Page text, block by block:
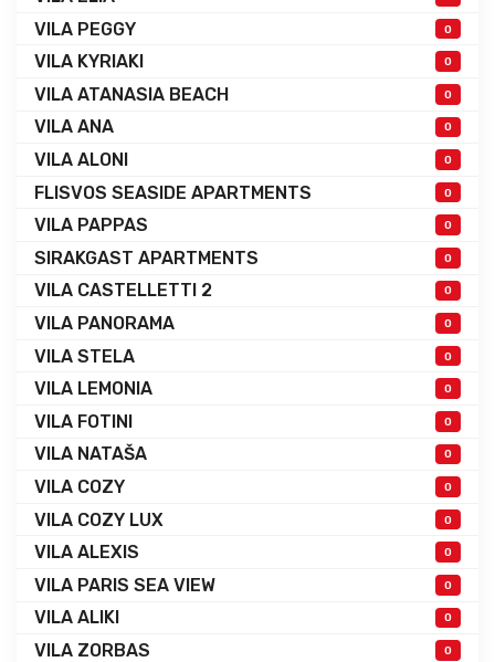
VILA PEGGY 0
VILA KYRIAKI 0
VILA ATANASIA BEACH 0
VILA ANA 0
VILA ALONI 0
FLISVOS SEASIDE APARTMENTS 0
VILA PAPPAS 0
SIRAKGAST APARTMENTS 0
VILA CASTELLETTI 2 0
VILA PANORAMA 0
VILA STELA 0
VILA LEMONIA 0
VILA FOTINI 0
VILA NATAŠA 0
VILA COZY 0
VILA COZY LUX 0
VILA ALEXIS 0
VILA PARIS SEA VIEW 0
VILA ALIKI 0
VILA ZORBAS 0